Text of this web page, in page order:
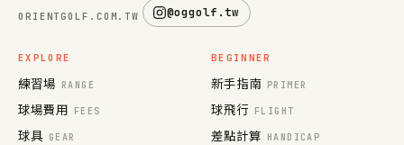
ORIENTGOLF.COM.TW @oggolf.tw
EXPLORE
練習場 RANGE
球場費用 FEES
球具 GEAR
BEGINNER
新手指南 PRIMER
球飛行 FLIGHT
差點計算 HANDICAP